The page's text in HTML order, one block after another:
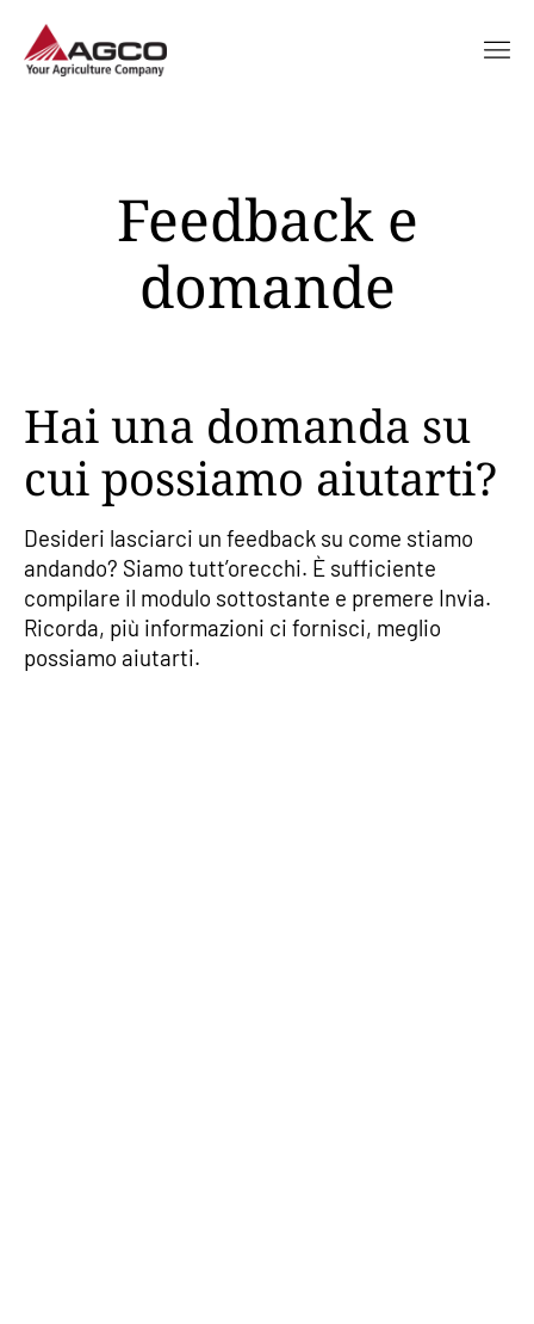
Feedback e
domande
Hai una domanda su
cui possiamo aiutarti?
Desideri lasciarci un feedback su come stiamo
andando? Siamo tutt’orecchi. È sufficiente
compilare il modulo sottostante e premere Invia.
Ricorda, più informazioni ci fornisci, meglio
possiamo aiutarti.